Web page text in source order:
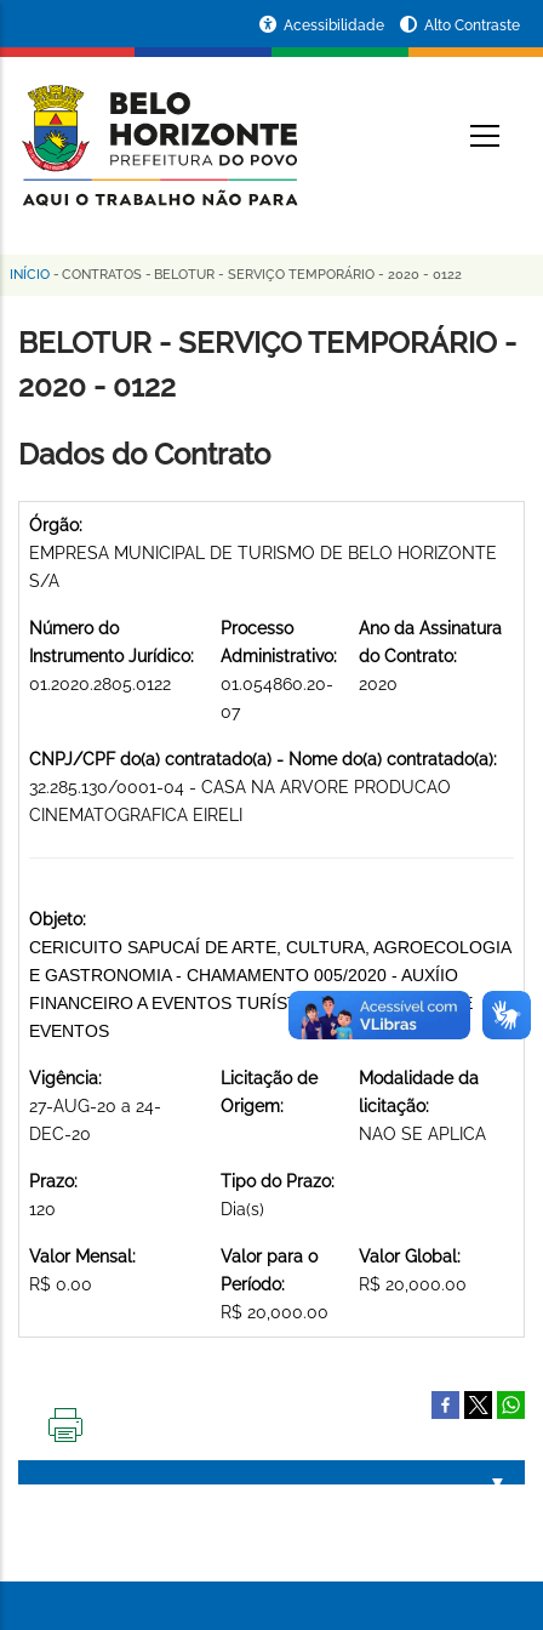
conteúdo
principal
da
Prefeitura
de
Horizonte
Acessibilidade Alto Contraste
Trilha
de
navegação
INÍCIO - CONTRATOS - BELOTUR - SERVIÇO TEMPORÁRIO - 2020 - 0122
BELOTUR - SERVIÇO TEMPORÁRIO -
2020 - 0122
Dados do Contrato
Órgão:
EMPRESA MUNICIPAL DE TURISMO DE BELO HORIZONTE
S/A
Número do
Instrumento Jurídico:
01.2020.2805.0122
Processo
Administrativo:
01.054860.20-
07
Ano da Assinatura
do Contrato:
2020
CNPJ/CPF do(a) contratado(a) - Nome do(a) contratado(a):
32.285.130/0001-04 - CASA NA ARVORE PRODUCAO
CINEMATOGRAFICA EIRELI
Objeto:
CERICUITO SAPUCAÍ DE ARTE, CULTURA, AGROECOLOGIA
E GASTRONOMIA - CHAMAMENTO 005/2020 - AUXÍIO
FINANCEIRO A EVENTOS TURÍSTICOS PROMOÇÃO DE
EVENTOS
Vigência:
27-AUG-20 a 24-
DEC-20
Licitação de
Origem:
Modalidade da
licitação:
NAO SE APLICA
Prazo:
120
Tipo do Prazo:
Dia(s)
Valor Mensal:
R$ 0.00
Valor para o
Período:
R$ 20,000.00
Valor Global:
R$ 20,000.00
PÁGINA